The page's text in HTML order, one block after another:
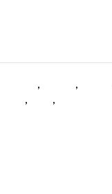
, ,
, ,